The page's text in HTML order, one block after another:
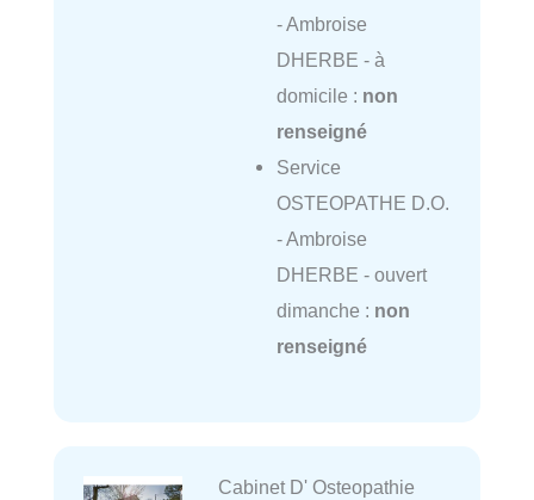
- Ambroise
DHERBE - à
domicile : non
renseigné
Service
OSTEOPATHE D.O.
- Ambroise
DHERBE - ouvert
dimanche : non
renseigné
Cabinet D' Osteopathie